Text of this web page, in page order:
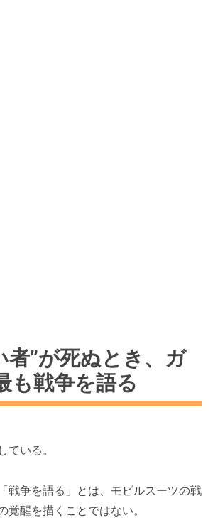
者”が死ぬとき、ガ
も戦争を語る
ている。
戦争を語る」とは、モビルスーツの戦
覚醒を描くことではない。